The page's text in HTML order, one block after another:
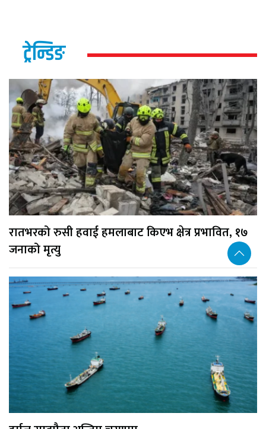
ट्रेन्डिङ
रातभरको रुसी हवाई हमलाबाट किएभ क्षेत्र प्रभावित, १७
जनाको मृत्यु